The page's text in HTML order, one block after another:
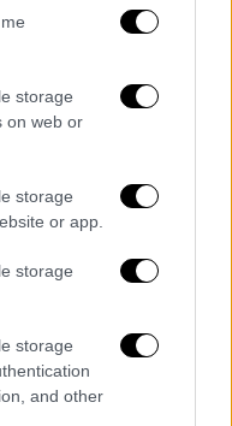
storage
on web or
storage
or app.
storage
storage
and other
υπουργός
Κυρανάκης
υποχρεωτική
σχόλια θα